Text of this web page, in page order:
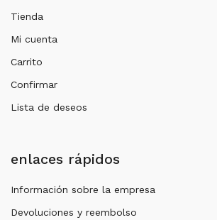
Tienda
Mi cuenta
Carrito
Confirmar
Lista de deseos
enlaces rápidos
Información sobre la empresa
Devoluciones y reembolso